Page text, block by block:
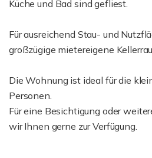
Küche und Bad sind gefliest.
Für ausreichend Stau- und
großzügige mietereigene
Die Wohnung ist ideal für die
Personen.
Für eine Besichtigung oder
wir Ihnen gerne zur Verfügung.